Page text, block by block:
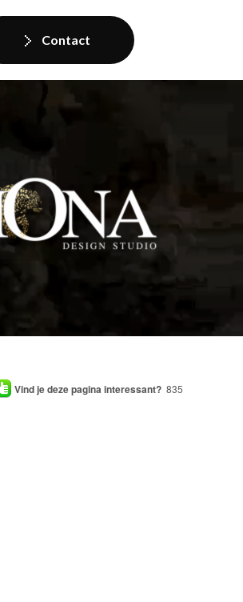
Contact
Vind je deze pagina interessant? 835